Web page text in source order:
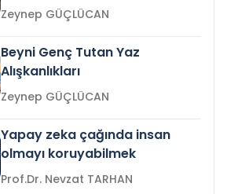
Zeynep GÜÇLÜCAN
Beyni Genç Tutan Yaz
Alışkanlıkları
Zeynep GÜÇLÜCAN
Yapay zeka çağında insan
olmayı koruyabilmek
Prof.Dr. Nevzat TARHAN